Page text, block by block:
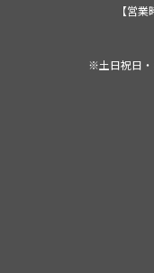
【営
※土日祝日・